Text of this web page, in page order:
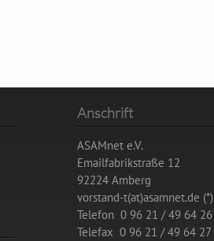
Anschrift
ASAMnet e.V.
Emailfabrikstraße 12
92224 Amberg
vorstand-t(at)asamnet.de (*)
Telefon 0 96 21 / 49 64 26
Telefax 0 96 21 / 49 64 27